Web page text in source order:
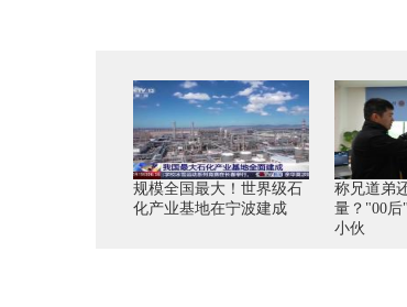
规模全国最大！世界级石
化产业基地在宁波建成
称兄道弟
量？"00后
小伙